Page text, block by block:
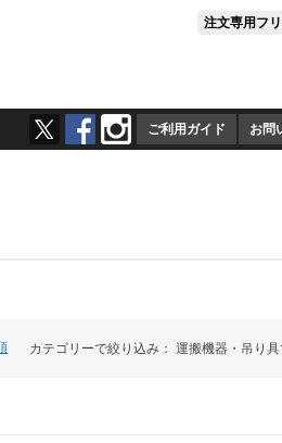
注文専用フ
ご利用ガイド お問
カテゴリーで絞り込み： 運搬機器・吊り具